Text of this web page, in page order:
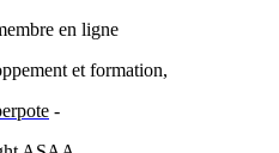
en ligne
et formation,
-